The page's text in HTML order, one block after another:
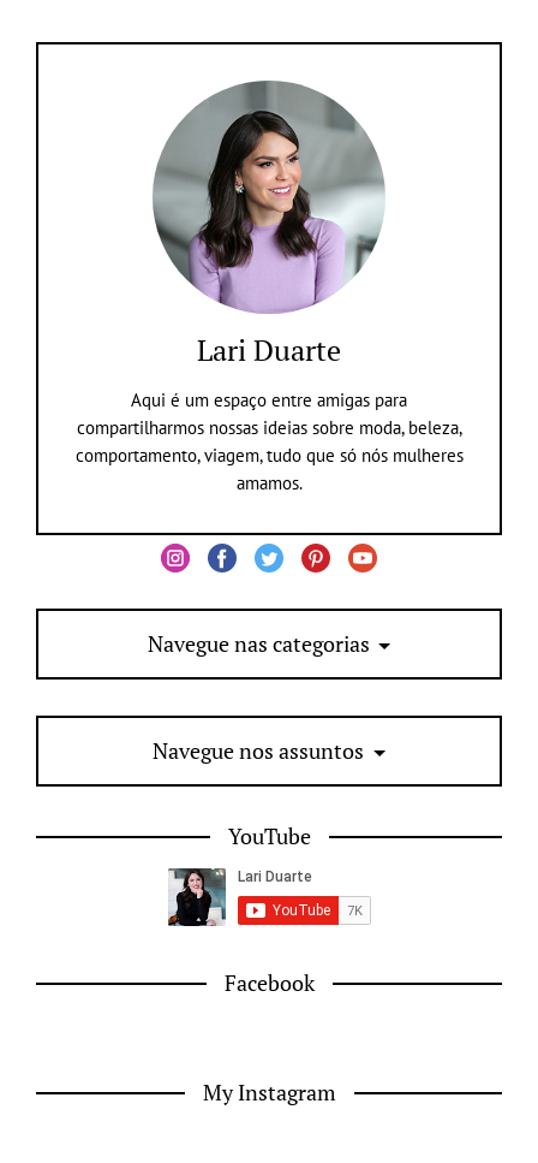
Lari Duarte
Aqui é um espaço entre amigas para
compartilharmos nossas ideias sobre moda, beleza,
comportamento, viagem, tudo que só nós mulheres
amamos.
Navegue nas categorias
Navegue nos assuntos
YouTube
Facebook
My Instagram